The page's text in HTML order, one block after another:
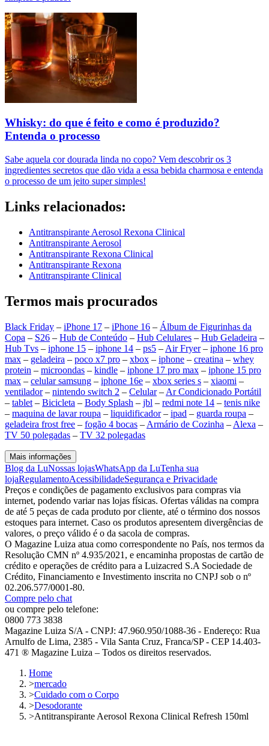
Whisky: do que é feito e como é produzido?
Entenda o processo
Sabe aquela cor dourada linda no copo? Vem descobrir os 3
ingredientes secretos que dão vida a essa bebida charmosa e entenda
o processo de um jeito super simples!
Links relacionados:
Antitranspirante Aerosol Rexona Clinical
Antitranspirante Aerosol
Antitranspirante Rexona Clinical
Antitranspirante Rexona
Antitranspirante Clinical
Termos mais procurados
Black Friday – iPhone 17 – iPhone 16 – Álbum de Figurinhas da
Copa – S26 – Hub de Conteúdo – Hub Celulares – Hub Geladeira –
Hub Tvs – iphone 15 – iphone 14 – ps5 – Air Fryer– iphone 16 pro
max – geladeira – poco x7 pro – xbox – iphone – creatina – whey
protein – microondas – kindle – iphone 17 pro max – iphone 15 pro
max – celular samsung – iphone 16e – xbox series s – xiaomi –
ventilador– nintendo switch 2 – Celular– Ar Condicionado Portátil
– tablet – Bicicleta – Body Splash – jbl – redmi note 14 – tenis nike
– maquina de lavar roupa – liquidificador– ipad – guarda roupa –
geladeira frost free – fogão 4 bocas – Armário de Cozinha – Alexa –
TV 50 polegadas – TV 32 polegadas
Mais informações
Blog da LuNossas lojasWhatsApp da LuTenha sua
lojaRegulamentoAcessibilidadeSegurança e Privacidade
Preços e condições de pagamento exclusivos para compras via
internet, podendo variar nas lojas físicas. Ofertas válidas na compra
de até 5 peças de cada produto por cliente, até o término dos nossos
estoques para internet. Caso os produtos apresentem divergências de
valores, o preço válido é o da sacola de compras.
O Magazine Luiza atua como correspondente no País, nos termos da
Resolução CMN nº 4.935/2021, e encaminha propostas de cartão de
crédito e operações de crédito para a Luizacred S.A Sociedade de
Crédito, Financiamento e Investimento inscrita no CNPJ sob o nº
02.206.577/0001-80.
Compre pelo chat
ou compre pelo telefone:
0800 773 3838
Magazine Luiza S/A - CNPJ: 47.960.950/1088-36 - Endereço: Rua
Arnulfo de Lima, 2385 - Vila Santa Cruz, Franca/SP - CEP 14.403-
471 ® Magazine Luiza – Todos os direitos reservados.
Home
>mercado
>Cuidado com o Corpo
>Desodorante
>Antitranspirante Aerosol Rexona Clinical Refresh 150ml